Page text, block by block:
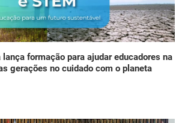
lança formação para ajudar educadores na
gerações no cuidado com o planeta